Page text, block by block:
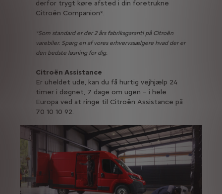
derfor trygt køre afsted i din foretrukne
Citroën Companion*.
*Som standard er der 2 års fabriksgaranti på Citroën
varebiler. Spørg en af vores erhvervssælgere hvad der er
den bedste løsning for dig.
Citroën Assistance
Er uheldet ude, kan du få hurtig vejhjælp 24
timer i døgnet, 7 dage om ugen – i hele
Europa ved at ringe til Citroën Assistance på
70 10 10 92.